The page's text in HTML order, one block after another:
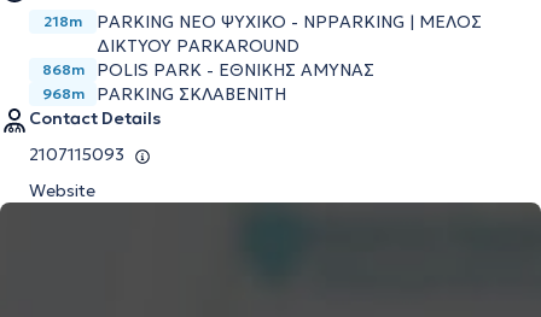
218m
PARKING ΝΕΟ ΨΥΧΙΚΟ - NPPARKING | ΜΕΛΟΣ
ΔΙΚΤΥΟΥ PARKAROUND
868m POLIS PARK - ΕΘΝΙΚΗΣ ΑΜΥΝΑΣ
968m
PARKING ΣΚΛΑΒΕΝΙΤΗ
Contact Details
2107115093
Website